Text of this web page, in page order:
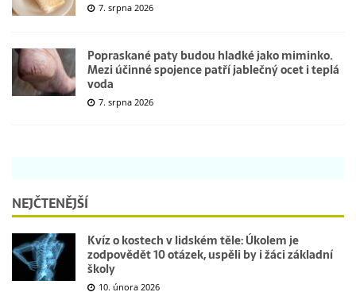
7. srpna 2026
Popraskané paty budou hladké jako miminko.
Mezi účinné spojence patří jablečný ocet i teplá
voda
7. srpna 2026
NEJČTENĚJŠÍ
Kvíz o kostech v lidském těle: Úkolem je
zodpovědět 10 otázek, uspěli by i žáci základní
školy
10. února 2026